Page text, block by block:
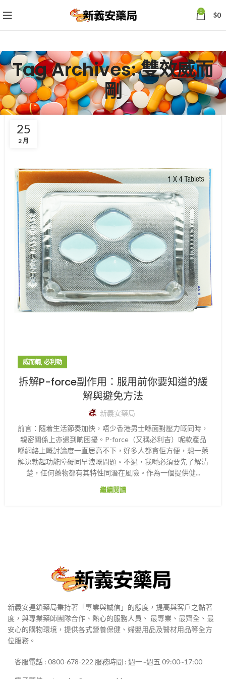
0 $0
Tag Archives: 雙效威而
剛
25
2 月
威而鋼, 必利勁
拆解P-force副作用：服用前你要知道的緩
解與避免方法
新義安藥局
前言：隨着生活節奏加快，唔少香港男士喺面對壓力嘅同時，
親密關係上亦遇到啲困擾。P-force（又稱必利吉）呢款產品
喺網絡上嘅討論度一直居高不下，好多人都貪佢方便，想一藥
解決勃起功能障礙同早洩嘅問題。不過，我哋必須要先了解清
楚，任何藥物都有其特性同潛在風險。作為一個提供健...
繼續閱讀
新義安連鎖藥局秉持著「專業與誠信」的態度，提高與客戶之黏著
度，與專業藥師團隊合作、熱心的服務人員、 最專業、最齊全、最
安心的購物環境，提供各式營養保健、婦嬰用品及醫材用品等全方
位服務。
客服電話 : 0800-678-222 服務時間 : 週一~週五 09:00~17:00